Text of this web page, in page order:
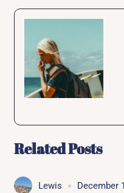
Related Posts
Lewis December